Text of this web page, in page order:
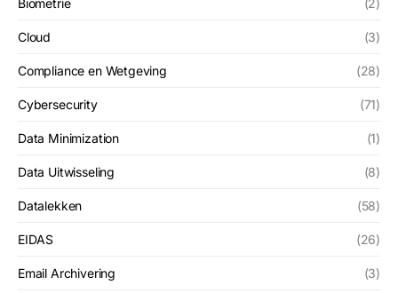
Biometrie (2)
Cloud (3)
Compliance en Wetgeving (28)
Cybersecurity (71)
Data Minimization (1)
Data Uitwisseling (8)
Datalekken (58)
EIDAS (26)
Email Archivering (3)